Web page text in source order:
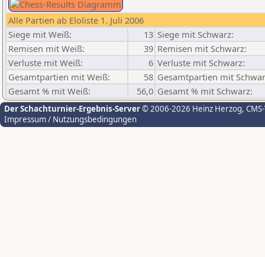
Alle Partien ab Eloliste 1. Juli 2006
Siege mit Weiß:
13 Siege mit Schwarz:
Remisen mit Weiß:
39 Remisen mit Schwarz:
Verluste mit Weiß:
6 Verluste mit Schwarz:
Gesamtpartien mit Weiß:
58 Gesamtpartien mit
Gesamt % mit Weiß:
56,0 Gesamt % mit Schwarz:
Der Schachturnier-Ergebnis-Server© 2006-2026 Heinz Herzog,
Impressum / Nutzungsbedingungen